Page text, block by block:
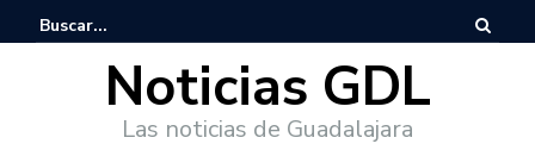
Noticias GDL
Las noticias de Guadalajara